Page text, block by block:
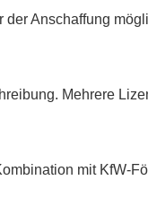
Anschaffung
Mehrere
mit KfW-